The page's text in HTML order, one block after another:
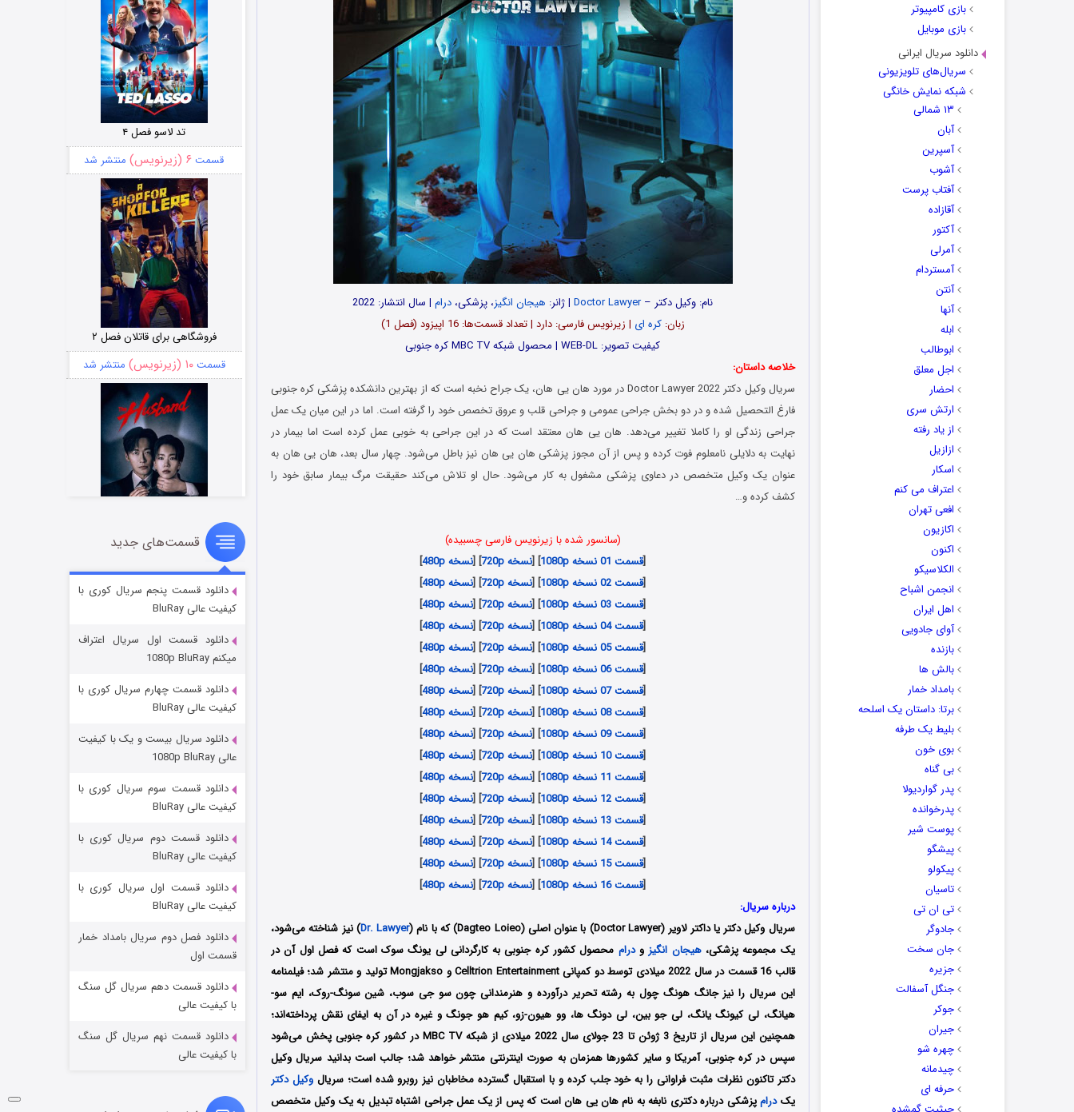
بازی کامپیوتر
بازی موبایل
دانلود سریال ایرانی
سریال‌های تلویزیونی
شبکه نمایش خانگی
۱۳ شمالی
آبان
آسپرین
آشوب
آفتاب پرست
آقازاده
آکتور
آمرلی
آمستردام
آنتن
آنها
ابله
ابوطالب
اجل معلق
احضار
ارتش سری
از یاد رفته
ازازیل
اسکار
اعتراف می کنم
افعی تهران
اکازیون
اکنون
الکلاسیکو
انجمن اشباح
اهل ایران
آوای جادویی
بازنده
بالش ها
بامداد خمار
برتا: داستان یک اسلحه
بلیط یک‌‌ طرفه
بوی خون
بی گناه
پدر گواردیولا
پدرخوانده
پوست شیر
پیشگو
پیکولو
تاسیان
تی ان تی
جادوگر
جان سخت
جزیره
جنگل آسفالت
جوکر
جیران
چهره شو
چیدمانه
حرفه ای
نام: وکیل دکتر –Doctor Lawyer| ژانر: هیجان انگیز، پزشکی، درام| سال انتشار: 2022
زبان:کره ای | زیرنویس فارسی: دارد | تعداد قسمت‌‌‌ها: 16 اپیزود (فصل 1)
کیفیت تصویر: WEB-DL | محصول شبکه MBC TV کره جنوبی
خلاصه داستان:
سریال وکیل دکتر Doctor Lawyer 2022 در مورد هان یی هان، یک جراح نخبه است که از بهترین دانشکده پزشکی کره جنوبی
فارغ التحصیل شده و در دو بخش جراحی عمومی و جراحی قلب و عروق تخصص خود را گرفته است. اما در این میان یک عمل
جراحی زندگی او را کاملا تغییر می‌دهد. هان یی هان معتقد است که در این جراحی به خوبی عمل کرده است اما بیمار در
نهایت به دلایلی نامعلوم فوت کرده و پس از آن مجوز پزشکی هان یی هان نیز باطل می‌شود. چهار سال بعد، هان یی هان به
عنوان یک وکیل متخصص در دعاوی پزشکی مشغول به کار می‌شود. حال او تلاش می‌کند حقیقت مرگ بیمار سابق خود را
کشف کرده و…
(سانسور شده با زیرنویس فارسی چسبیده)
[قسمت 01 نسخه 1080p ] [نسخه 720p ] [نسخه 480p
]
[قسمت 02 نسخه 1080p ] [نسخه 720p ] [نسخه 480p
]
[قسمت 03 نسخه 1080p ] [نسخه 720p ] [نسخه 480p
]
[قسمت 04 نسخه 1080p ] [نسخه 720p ] [نسخه 480p
]
[قسمت 05 نسخه 1080p ] [نسخه 720p ] [نسخه 480p
]
[قسمت 06 نسخه 1080p ] [نسخه 720p ] [نسخه 480p
]
[قسمت 07 نسخه 1080p ] [نسخه 720p ] [نسخه 480p
]
[قسمت 08 نسخه 1080p ] [نسخه 720p ] [نسخه 480p
]
[قسمت 09 نسخه 1080p ] [نسخه 720p ] [نسخه 480p
]
[قسمت 10 نسخه 1080p ] [نسخه 720p ] [نسخه 480p
]
[قسمت 11 نسخه 1080p ] [نسخه 720p ] [نسخه 480p
]
[قسمت 12 نسخه 1080p ] [نسخه 720p ] [نسخه 480p
]
[قسمت 13 نسخه 1080p ] [نسخه 720p ] [نسخه 480p
]
[قسمت 14 نسخه 1080p ] [نسخه 720p ] [نسخه 480p
]
[قسمت 15 نسخه 1080p ] [نسخه 720p ] [نسخه 480p
]
[قسمت 16 نسخه 1080p ] [نسخه 720p ] [نسخه 480p
]
درباره سریال:
سریال وکیل دکتر یا داکتر لاویر (Doctor Lawyer) با عنوان اصلی (Dagteo Loieo) که با نام (
Dr. Lawyer) نیز شناخته می‌شود،
یک مجموعه پزشکی،هیجان انگیز ودرام محصول کشور کره جنوبی به کارگردانی لی یونگ سوک است که فصل اول آن در
قالب 16 قسمت در سال 2022 میلادی توسط دو کمپانی Celltrion Entertainment و Mongjakso تولید و منتشر شد؛ فیلمنامه
این سریال را نیز جانگ هونگ چول به رشته تحریر درآورده و هنرمندانی چون سو جی سوب، شین سونگ-روک، ایم سو-
هیانگ، لی کیونگ یانگ، لی جو بین، لی دونگ ها، وو هیون-زو، کیم هو جونگ و غیره در آن به ایفای نقش پرداخته‌اند؛
همچنین این سریال از تاریخ 3 ژوئن تا 23 جولای سال 2022 میلادی از شبکه‌‌ MBC TV در کشور کره جنوبی پخش می‌شود
سپس در کره جنوبی، آمریکا و سایر کشورها همزمان به صورت اینترنتی منتشر خواهد شد؛ جالب است بدانید سریال وکیل
دکتر تاکنون نظرات مثبت فراوانی را به خود جلب کرده و با استقبال گسترده مخاطبان نیز روبرو شده است؛ سریالوکیل دکتر
یکدرامپزشکی درباره دکتری نابغه به نام هان یی هان است که پس از یک عمل جراحی اشتباه تبدیل به یک وکیل متخصص
تد لاسو فصل ۴
قسمت ۶ (زیرنویس) منتشر شد
فروشگاهی برای قاتلان فصل ۲
قسمت۱۰ (زیرنویس) منتشر شد
شوهر
قسمت۸ (زیرنویس) منتشر شد
عملیات آپارتمان
مردگان متحرک: شهر مرده ۳
قسمت ۲ (زیرنویس) منتشر شد
قسمت‌های جدید
دانلود قسمت پنجم سریال کوری با
کیفیت عالی BluRay
دانلود قسمت اول سریال اعتراف
میکنم 1080p BluRay
دانلود قسمت چهارم سریال کوری با
کیفیت عالی BluRay
دانلود سریال بیست و یک با کیفیت
عالی 1080p BluRay
دانلود قسمت سوم سریال کوری با
کیفیت عالی BluRay
دانلود قسمت دوم سریال کوری با
کیفیت عالی BluRay
دانلود قسمت اول سریال کوری با
کیفیت عالی BluRay
دانلود فصل دوم سریال بامداد خمار
قسمت اول
دانلود قسمت دهم سریال گل سنگ
با کیفیت عالی
دانلود قسمت نهم سریال گل سنگ
با کیفیت عالی